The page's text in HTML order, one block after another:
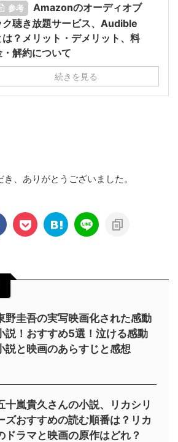
参考
Amazonのオーディオブ
ク聴き放題サービス、Audible
は？メリット・デメリット、料
・解約について
続きを見る
、ありがとうございました。
野圭吾の実写映画化された感動
説！おすすめ5選！泣ける感動
説と映画のあらすじと感想
十嵐貴久さんの小説、リカシリ
ズおすすめの読む順番は？リカ
ドラマと映画の原作はどれ？